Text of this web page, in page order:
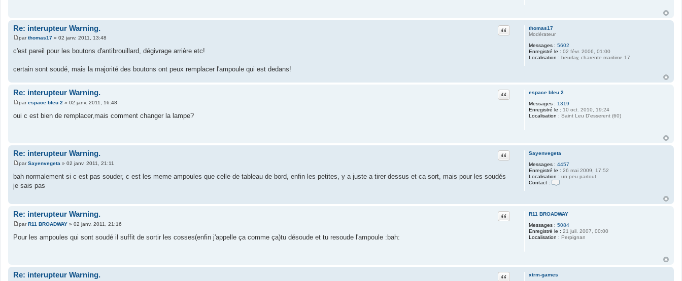
t
e
r
S
n
e
e
t
a
thomas17
Modérateur
Messages : 5602
Enregistré le : 02 févr. 2006, 01:00
Localisation : beurlay, charente maritime 17
Re: interupteur Warning. Citation
M
s
g
parthomas17 » 02 janv. 2011, 13:48
c'est pareil pour les boutons d'antibrouillard, dégivrage arrière etc!
certain sont soudé, mais la majorité des boutons ont peux remplacer l'ampoule qui est dedans!
espace bleu 2
Messages : 1319
Enregistré le : 10 oct. 2010, 19:24
Localisation : Saint Leu D'esserent (60)
Re: interupteur Warning. Citation
M
e
s
parespace bleu 2 » 02 janv. 2011, 16:48
oui c est bien de remplacer,mais comment changer la lampe?
Sayenvegeta
Messages : 4457
Enregistré le : 26 mai 2009, 17:52
Localisation : un peu partout
Contact :
a
t
e
n
Re: interupteur Warning. Citation
M
e
s
s
e
parSayenvegeta » 02 janv. 2011, 21:11
bah normalement si c est pas souder, c est les meme ampoules que celle de tableau de bord, enfin les petites, y a juste a tirer dessus et ca sort, mais pour les soudés
je sais pas
R11 BROADWAY
Messages : 5084
Enregistré le : 21 juil. 2007, 00:00
Localisation : Perpignan
Re: interupteur Warning. Citation
M
s
parR11 BROADWAY » 02 janv. 2011, 21:16
Pour les ampoules qui sont soudé il suffit de sortir les cosses(enfin j'appelle ça comme ça)tu désoude et tu resoude l'ampoule :bah:
xtrm-games
Re: interupteur Warning. Citation